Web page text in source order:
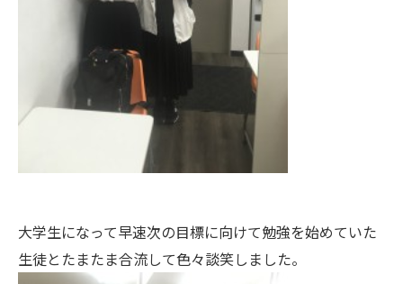
大学生になって早速次の目標に向けて勉強を始めていた
生徒とたまたま合流して色々談笑しました。